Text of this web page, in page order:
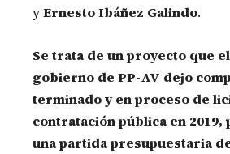
yErnesto Ibáñez Galindo.
Se trata de un proyecto que
gobierno de PP-AV dejo
terminado y en proceso de
contratación pública en 2019,
una partida presupuestaria